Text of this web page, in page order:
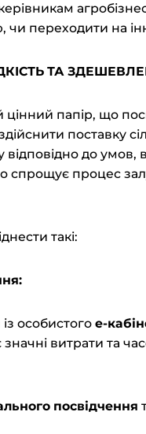
переходити на
ТА З
папір, що
поставку
до
спрощує процес
такі:
особистого е-
значні витрати та
посвідчення